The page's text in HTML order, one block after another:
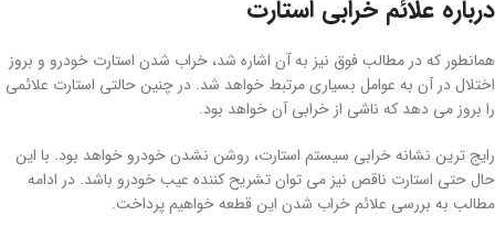
درباره علائم خرابی استارت
همانطور که در مطالب فوق نیز به آن اشاره شد، خراب شدن استارت خودرو و بروز
اختلال در آن به عوامل بسیاری مرتبط خواهد شد. در چنین حالتی استارت علائمی
را بروز می دهد که ناشی از خرابی آن خواهد بود.
رایج ترین نشانه خرابی سیستم استارت، روشن نشدن خودرو خواهد بود. با این
حال حتی استارت ناقص نیز می توان تشریح کننده عیب خودرو باشد. در ادامه
مطالب به بررسی علائم خراب شدن این قطعه خواهیم پرداخت.